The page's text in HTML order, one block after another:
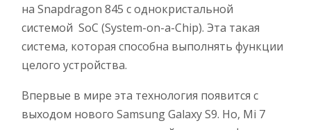
на Snapdragon 845 с однокристальной
системой SoC (System-on-a-Chip). Эта такая
система, которая способна выполнять функции
целого устройства.
Впервые в мире эта технология появится с
выходом нового Samsung Galaxy S9. Но, Mi 7